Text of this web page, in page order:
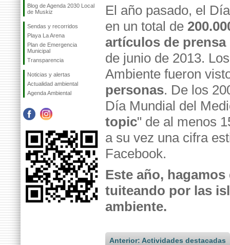
Blog de Agenda 2030 Local
de Muskiz
Sendas y recorridos
Playa La Arena
Plan de Emergencia
Municipal
Transparencia
Noticias y alertas
Actualidad ambiental
Agenda Ambiental
El año pasado, el
en un total de
artículos de prensa
de junio de 2013.
Ambiente fueron
personas. De los
Día Mundial del
topic" de al menos
a su vez una cifra
Facebook.
Este año,
tuiteando por las
ambiente.
Anterior: Actividades destacadas